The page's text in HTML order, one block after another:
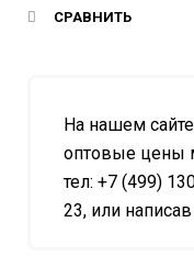
СРАВНИТЬ
На нашем
оптовые цены
тел: +7 (499)
23, или